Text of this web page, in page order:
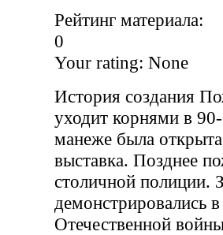
Рейтинг материала:
0
Your rating: None
История создания
уходит корнями в
манеже была
выставка. Позднее
столичной полиции.
демонстрировались
Отечественной